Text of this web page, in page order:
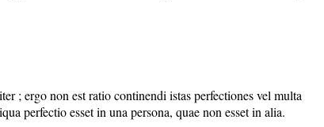
; ergo non est ratio continendi istas perfectiones vel multa
perfectio esset in una persona, quae non esset in alia.